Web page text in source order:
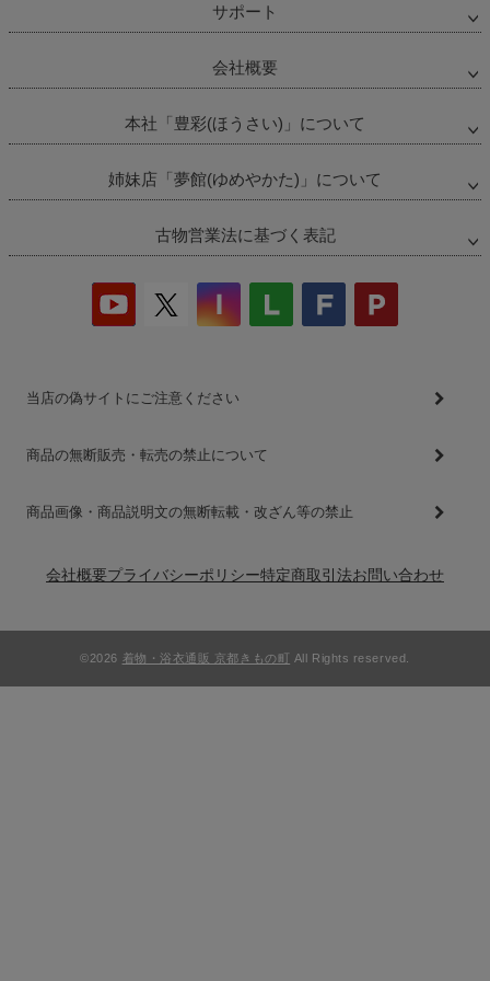
サポート
会社概要
本社「豊彩(ほうさい)」について
姉妹店「夢館(ゆめやかた)」について
古物営業法に基づく表記
当店の偽サイトにご注意ください
商品の無断販売・転売の禁止について
商品画像・商品説明文の無断転載・改ざん等の禁止
会社概要プライバシーポリシー特定商取引法お問い合わせ
©2026 着物・浴衣通販 京都きもの町 All Rights reserved.